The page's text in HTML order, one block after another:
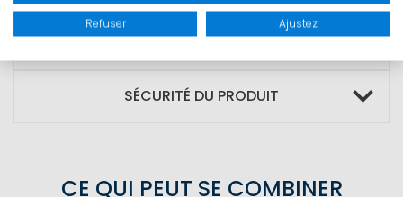
TAILLES
SÉCURITÉ DU PRODUIT
CE QUI PEUT SE COMBINER
Refuser Ajustez